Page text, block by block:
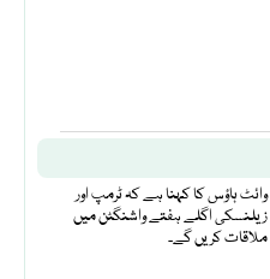
وائٹ ہاؤس کا کہنا ہے کہ ٹرمپ اور
زیلنسکی اگلے ہفتے واشنگٹن میں
ملاقات کریں گے۔